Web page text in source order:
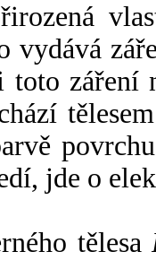
vydává
záření
jde o
tělesa